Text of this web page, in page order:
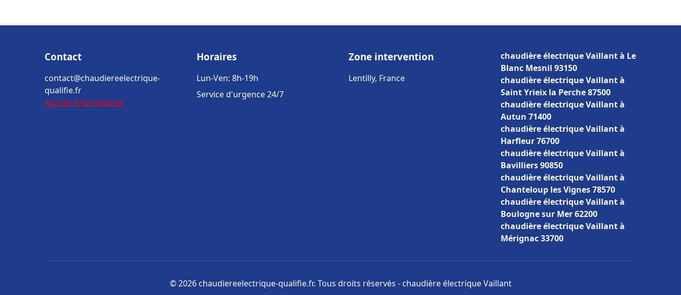
Contact
contact@chaudiereelectrique-
qualifie.fr
Accueil Informations
Horaires
Lun-Ven: 8h-19h
Service d'urgence 24/7
Zone intervention
Lentilly, France
chaudière électrique Vaillant à Le
Blanc Mesnil 93150
chaudière électrique Vaillant à
Saint Yrieix la Perche 87500
chaudière électrique Vaillant à
Autun 71400
chaudière électrique Vaillant à
Harfleur 76700
chaudière électrique Vaillant à
Bavilliers 90850
chaudière électrique Vaillant à
Chanteloup les Vignes 78570
chaudière électrique Vaillant à
Boulogne sur Mer 62200
chaudière électrique Vaillant à
Mérignac 33700
© 2026 chaudiereelectrique-qualifie.fr. Tous droits réservés - chaudière électrique Vaillant